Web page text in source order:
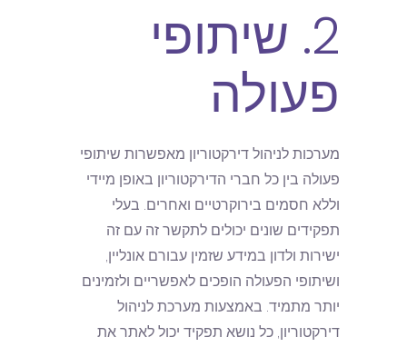
2. שיתופי
פעולה
מערכות לניהול דירקטוריון מאפשרות שיתופי
פעולה בין כל חברי הדירקטוריון באופן מיידי
וללא חסמים בירוקרטיים ואחרים. בעלי
תפקידים שונים יכולים לתקשר זה עם זה
ישירות ולדון במידע שזמין עבורם אונליין,
ושיתופי הפעולה הופכים לאפשריים ולזמינים
יותר מתמיד. באמצעות מערכת לניהול
דירקטוריון, כל נושא תפקיד יכול לאתר את